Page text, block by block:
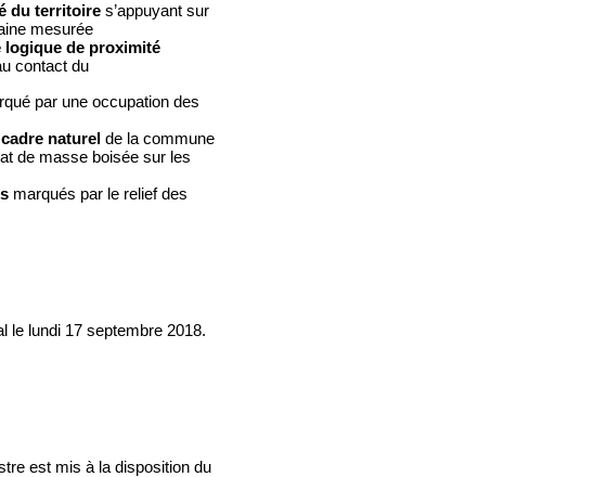
du territoire s’appuyant sur
mesurée
logique de proximité
contact du
par une occupation des
naturel de la commune
de masse boisée sur les
marqués par le relief des
le lundi 17 septembre 2018.
est mis à la disposition du